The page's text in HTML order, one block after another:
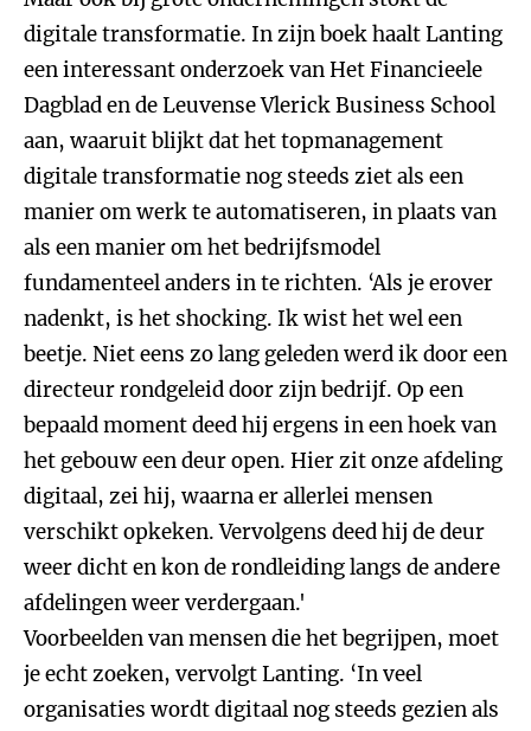
digitale transformatie. In zijn boek haalt Lanting
een interessant onderzoek van Het Financieele
Dagblad en de Leuvense Vlerick Business School
aan, waaruit blijkt dat het topmanagement
digitale transformatie nog steeds ziet als een
manier om werk te automatiseren, in plaats van
als een manier om het bedrijfsmodel
fundamenteel anders in te richten. ‘Als je erover
nadenkt, is het shocking. Ik wist het wel een
beetje. Niet eens zo lang geleden werd ik door een
directeur rondgeleid door zijn bedrijf. Op een
bepaald moment deed hij ergens in een hoek van
het gebouw een deur open. Hier zit onze afdeling
digitaal, zei hij, waarna er allerlei mensen
verschikt opkeken. Vervolgens deed hij de deur
weer dicht en kon de rondleiding langs de andere
afdelingen weer verdergaan.'
Voorbeelden van mensen die het begrijpen, moet
je echt zoeken, vervolgt Lanting. ‘In veel
organisaties wordt digitaal nog steeds gezien als